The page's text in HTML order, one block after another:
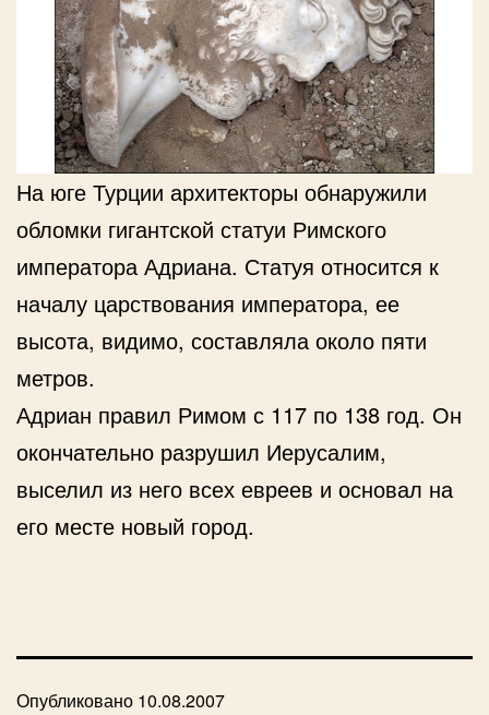
На юге Турции архитекторы обнаружили
обломки гигантской статуи Римского
императора Адриана. Статуя относится к
началу царствования императора, ее
высота, видимо, составляла около пяти
метров.
Адриан правил Римом с 117 по 138 год. Он
окончательно разрушил Иерусалим,
выселил из него всех евреев и основал на
его месте новый город.
Опубликовано 10.08.2007